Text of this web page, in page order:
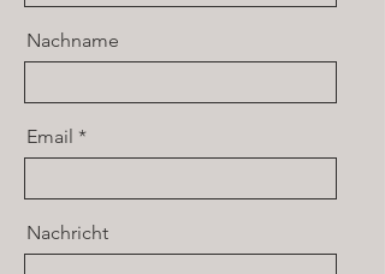
Nachname
Email
Nachricht